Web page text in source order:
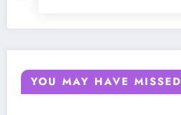
YOU MAY HAVE MISSED